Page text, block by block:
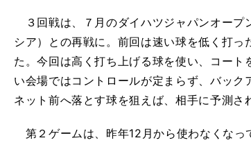
３回戦は、７月のダイハツジャパンオープ
シア）との再戦に。前回は速い球を低く打
た。今回は高く打ち上げる球を使い、コー
い会場ではコントロールが定まらず、バック
ネット前へ落とす球を狙えば、相手に予測さ
第２ゲームは、昨年12月から使わなくなっ